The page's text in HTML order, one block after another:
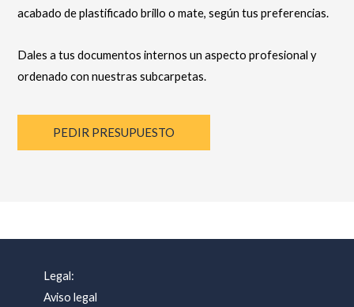
acabado de plastificado brillo o mate, según tus preferencias.
Dales a tus documentos internos un aspecto profesional y
ordenado con nuestras subcarpetas.
PEDIR PRESUPUESTO
Legal:
Aviso legal